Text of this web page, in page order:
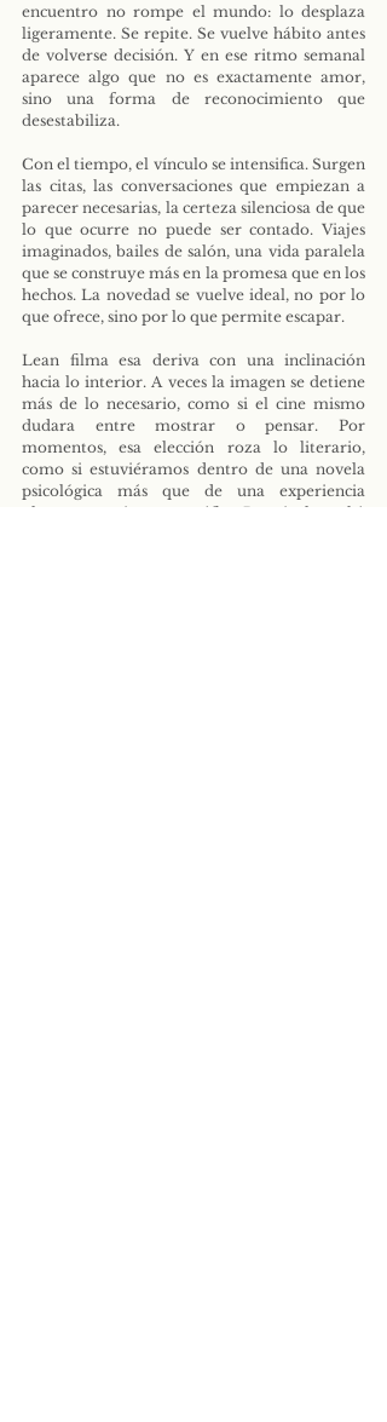
encuentro no rompe el mundo: lo desplaza
ligeramente. Se repite. Se vuelve hábito antes
de volverse decisión. Y en ese ritmo semanal
aparece algo que no es exactamente amor,
sino una forma de reconocimiento que
desestabiliza.
Con el tiempo, el vínculo se intensifica. Surgen
las citas, las conversaciones que empiezan a
parecer necesarias, la certeza silenciosa de que
lo que ocurre no puede ser contado. Viajes
imaginados, bailes de salón, una vida paralela
que se construye más en la promesa que en los
hechos. La novedad se vuelve ideal, no por lo
que ofrece, sino por lo que permite escapar.
Lean filma esa deriva con una inclinación
hacia lo interior. A veces la imagen se detiene
más de lo necesario, como si el cine mismo
dudara entre mostrar o pensar. Por
momentos, esa elección roza lo literario,
como si estuviéramos dentro de una novela
psicológica más que de una experiencia
plenamente cinematográfica. Pero incluso ahí,